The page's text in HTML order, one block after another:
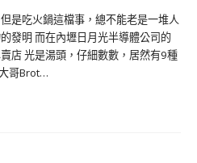
是吃火鍋這檔事，總不能老是一堆人
發明 而在內壢日月光半導體公司的
店 光是湯頭，仔細數數，居然有9種
哥Brot…